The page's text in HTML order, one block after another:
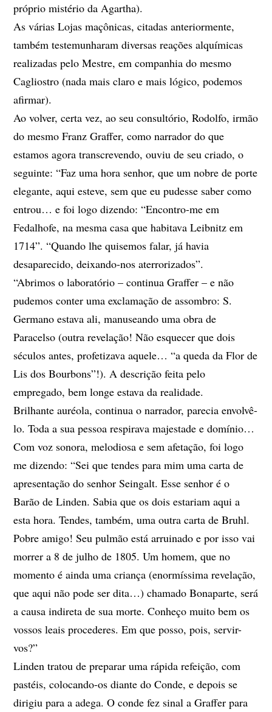
próprio mistério da Agartha).
As várias Lojas maçônicas, citadas anteriormente,
também testemunharam diversas reações alquímicas
realizadas pelo Mestre, em companhia do mesmo
Cagliostro (nada mais claro e mais lógico, podemos
afirmar).
Ao volver, certa vez, ao seu consultório, Rodolfo, irmão
do mesmo Franz Graffer, como narrador do que
estamos agora transcrevendo, ouviu de seu criado, o
seguinte: “Faz uma hora senhor, que um nobre de porte
elegante, aqui esteve, sem que eu pudesse saber como
entrou… e foi logo dizendo: “Encontro-me em
Fedalhofe, na mesma casa que habitava Leibnitz em
1714”. “Quando lhe quisemos falar, já havia
desaparecido, deixando-nos aterrorizados”.
“Abrimos o laboratório – continua Graffer – e não
pudemos conter uma exclamação de assombro: S.
Germano estava ali, manuseando uma obra de
Paracelso (outra revelação! Não esquecer que dois
séculos antes, profetizava aquele… “a queda da Flor de
Lis dos Bourbons”!). A descrição feita pelo
empregado, bem longe estava da realidade.
Brilhante auréola, continua o narrador, parecia envolvê-
lo. Toda a sua pessoa respirava majestade e domínio…
Com voz sonora, melodiosa e sem afetação, foi logo
me dizendo: “Sei que tendes para mim uma carta de
apresentação do senhor Seingalt. Esse senhor é o
Barão de Linden. Sabia que os dois estariam aqui a
esta hora. Tendes, também, uma outra carta de Bruhl.
Pobre amigo! Seu pulmão está arruinado e por isso vai
morrer a 8 de julho de 1805. Um homem, que no
momento é ainda uma criança (enormíssima revelação,
que aqui não pode ser dita…) chamado Bonaparte, será
a causa indireta de sua morte. Conheço muito bem os
vossos leais procederes. Em que posso, pois, servir-
vos?”
Linden tratou de preparar uma rápida refeição, com
pastéis, colocando-os diante do Conde, e depois se
dirigiu para a adega. O conde fez sinal a Graffer para